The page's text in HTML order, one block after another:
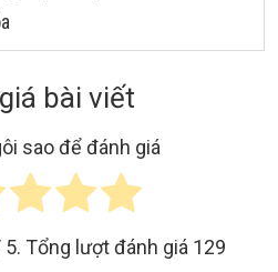
bài viết
sao để đánh giá
5. Tổng lượt đánh giá 129